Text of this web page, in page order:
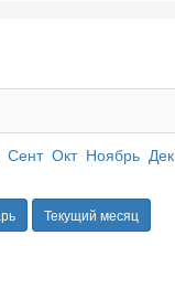
Сент Окт Ноябрь Дек